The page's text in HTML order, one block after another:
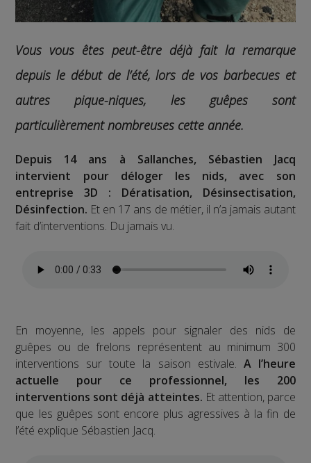
Vous vous êtes peut-être déjà fait la remarque
depuis le début de l’été, lors de vos barbecues et
autres pique-niques, les guêpes sont
particulièrement nombreuses cette année.
Depuis 14 ans à Sallanches, Sébastien Jacq
intervient pour déloger les nids, avec son
entreprise 3D : Dératisation, Désinsectisation,
Désinfection. Et en 17 ans de métier, il n’a jamais autant
fait d’interventions. Du jamais vu.
En moyenne, les appels pour signaler des nids de
guêpes ou de frelons représentent au minimum 300
interventions sur toute la saison estivale. A l’heure
actuelle pour ce professionnel, les 200
interventions sont déjà atteintes. Et attention, parce
que les guêpes sont encore plus agressives à la fin de
l’été explique Sébastien Jacq.